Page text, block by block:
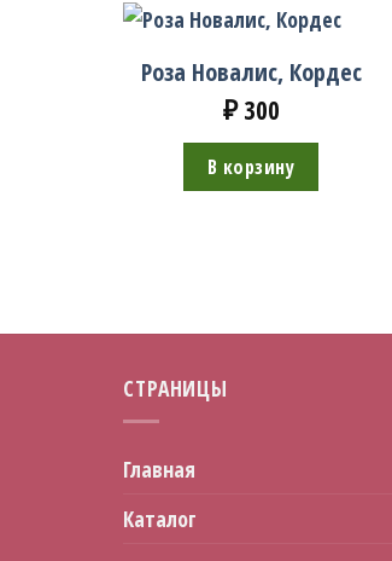
Роза Новалис, Кордес
₽300
В корзину
СТРАНИЦЫ
Главная
Каталог